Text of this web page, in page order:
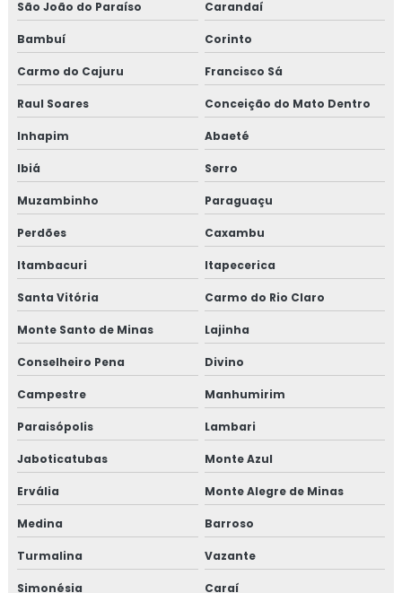
São João do Paraíso Carandaí
Bambuí Corinto
Carmo do Cajuru Francisco Sá
Raul Soares Conceição do Mato Dentro
Inhapim Abaeté
Ibiá Serro
Muzambinho Paraguaçu
Perdões Caxambu
Itambacuri Itapecerica
Santa Vitória Carmo do Rio Claro
Monte Santo de Minas Lajinha
Conselheiro Pena Divino
Campestre Manhumirim
Paraisópolis Lambari
Jaboticatubas Monte Azul
Ervália Monte Alegre de Minas
Medina Barroso
Turmalina Vazante
Simonésia Caraí